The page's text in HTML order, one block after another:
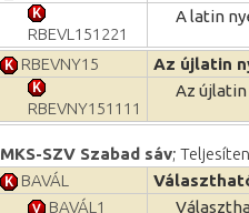
RBEVL151221
A latin
RBEVNY15 Az újlatin
RBEVNY151111
Az
MKS-SZV Szabad sáv;
BAVÁL
BAVÁL1